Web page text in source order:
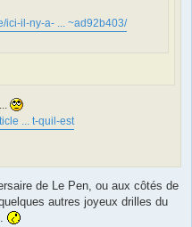
ici-il-ny-a- ... ~ad92b403/
... t-quil-est
de Le Pen, ou aux côtés de
autres joyeux drilles du